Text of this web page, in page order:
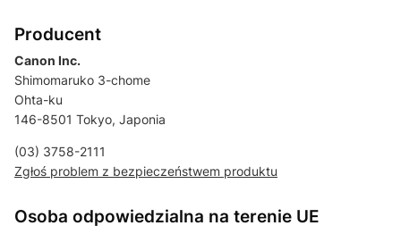
Producent
Canon Inc.
Shimomaruko 3-chome
Ohta-ku
146-8501 Tokyo, Japonia
(03) 3758-2111
Zgłoś problem z bezpieczeństwem produktu
Osoba odpowiedzialna na terenie UE